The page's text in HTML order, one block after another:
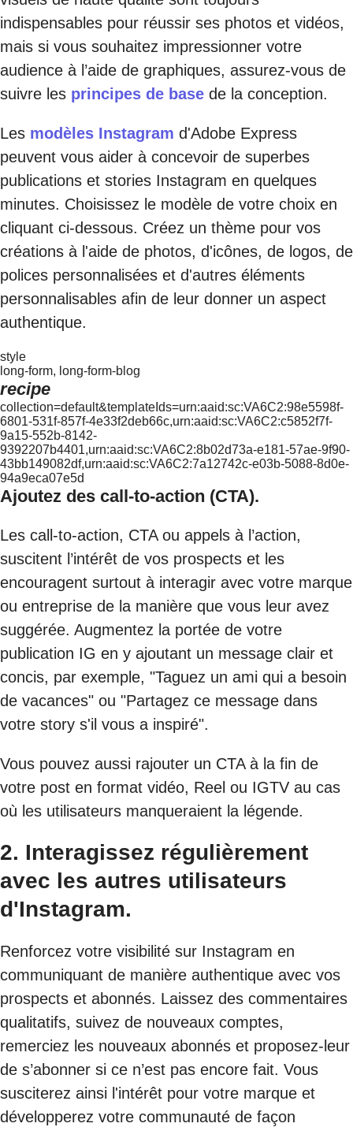
indispensables pour réussir ses photos et vidéos,
mais si vous souhaitez impressionner votre
audience à l’aide de graphiques, assurez-vous de
suivre les principes de base de la conception.
Les modèles Instagram d'Adobe Express
peuvent vous aider à concevoir de superbes
publications et stories Instagram en quelques
minutes. Choisissez le modèle de votre choix en
cliquant ci-dessous. Créez un thème pour vos
créations à l'aide de photos, d'icônes, de logos, de
polices personnalisées et d'autres éléments
personnalisables afin de leur donner un aspect
authentique.
style
long-form, long-form-blog
recipe
collection=default&templateIds=urn:aaid:sc:VA6C2:98e5598f-
6801-531f-857f-4e33f2deb66c,urn:aaid:sc:VA6C2:c5852f7f-
9a15-552b-8142-
9392207b4401,urn:aaid:sc:VA6C2:8b02d73a-e181-57ae-9f90-
43bb149082df,urn:aaid:sc:VA6C2:7a12742c-e03b-5088-8d0e-
94a9eca07e5d
Ajoutez des call-to-action (CTA).
Les call-to-action, CTA ou appels à l’action,
suscitent l’intérêt de vos prospects et les
encouragent surtout à interagir avec votre marque
ou entreprise de la manière que vous leur avez
suggérée. Augmentez la portée de votre
publication IG en y ajoutant un message clair et
concis, par exemple, "Taguez un ami qui a besoin
de vacances" ou "Partagez ce message dans
votre story s'il vous a inspiré".
Vous pouvez aussi rajouter un CTA à la fin de
votre post en format vidéo, Reel ou IGTV au cas
où les utilisateurs manqueraient la légende.
2. Interagissez régulièrement
avec les autres utilisateurs
d'Instagram.
Renforcez votre visibilité sur Instagram en
communiquant de manière authentique avec vos
prospects et abonnés. Laissez des commentaires
qualitatifs, suivez de nouveaux comptes,
remerciez les nouveaux abonnés et proposez-leur
de s’abonner si ce n’est pas encore fait. Vous
susciterez ainsi l'intérêt pour votre marque et
développerez votre communauté de façon